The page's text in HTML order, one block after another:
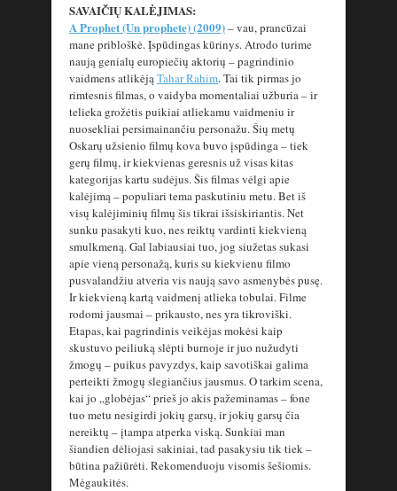
SAVAIČIŲ KALĖJIMAS:
A Prophet (Un prophete) (2009)– vau, prancūzai
mane pribloškė. Įspūdingas kūrinys. Atrodo turime
naują genialų europiečių aktorių – pagrindinio
vaidmens atlikėją Tahar Rahim. Tai tik pirmas jo
rimtesnis filmas, o vaidyba momentaliai užburia – ir
telieka grožėtis puikiai atliekamu vaidmeniu ir
nuosekliai persimainančiu personažu. Šių metų
Oskarų užsienio filmų kova buvo įspūdinga – tiek
gerų filmų, ir kiekvienas geresnis už visas kitas
kategorijas kartu sudėjus. Šis filmas vėlgi apie
kalėjimą – populiari tema paskutiniu metu. Bet iš
visų kalėjiminių filmų šis tikrai išsiskiriantis. Net
sunku pasakyti kuo, nes reiktų vardinti kiekvieną
smulkmeną. Gal labiausiai tuo, jog siužetas sukasi
apie vieną personažą, kuris su kiekvienu filmo
pusvalandžiu atveria vis naują savo asmenybės pusę.
Ir kiekvieną kartą vaidmenį atlieka tobulai. Filme
rodomi jausmai – prikausto, nes yra tikroviški.
Etapas, kai pagrindinis veikėjas mokėsi kaip
skustuvo peiliuką slėpti burnoje ir juo nužudyti
žmogų – puikus pavyzdys, kaip savotiškai galima
perteikti žmogų slegiančius jausmus. O tarkim scena,
kai jo „globėjas“ prieš jo akis pažeminamas – fone
tuo metu nesigirdi jokių garsų, ir jokių garsų čia
nereiktų – įtampa atperka viską. Sunkiai man
šiandien dėliojasi sakiniai, tad pasakysiu tik tiek –
būtina pažiūrėti. Rekomenduoju visomis šešiomis.
Mėgaukitės.